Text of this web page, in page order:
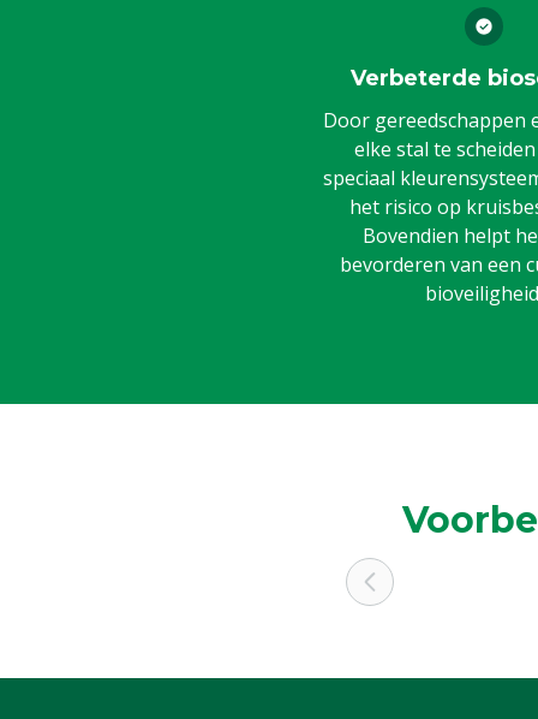
Verbeterde
Door gereedschappen
elke stal te
speciaal
het risico op
Bovendien helpt
bevorderen van een